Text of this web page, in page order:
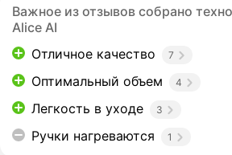
Важное из отзывов собрано
Alice AI
Отличное качество
7
Оптимальный объем 4
Легкость в уходе 3
Ручки нагреваются 1